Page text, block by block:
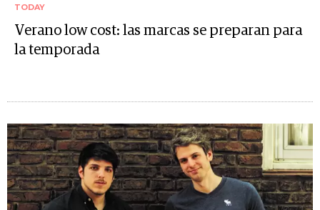
TODAY
Verano low cost: las marcas se preparan para
la temporada